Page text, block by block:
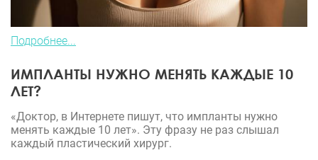
Подробнее...
ИМПЛАНТЫ НУЖНО МЕНЯТЬ КАЖДЫЕ 10
ЛЕТ?
«Доктор, в Интернете пишут, что импланты нужно
менять каждые 10 лет». Эту фразу не раз слышал
каждый пластический хирург.